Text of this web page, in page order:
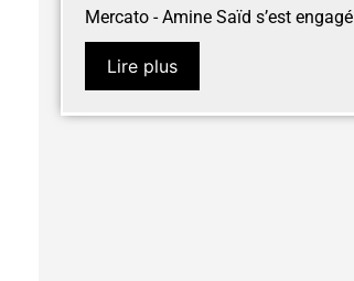
Mercato - Amine Saïd s’est engagé
Lire plus